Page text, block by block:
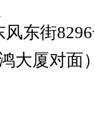
东街
大厦对面